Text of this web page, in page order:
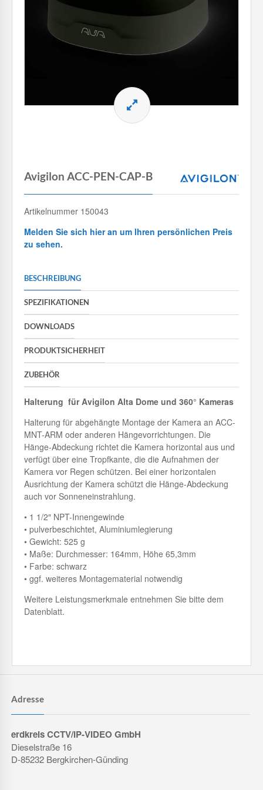
Avigilon ACC-PEN-CAP-B
Artikelnummer 150043
Melden Sie sich hier an um Ihren persönlichen Preis
zu sehen.
BESCHREIBUNG
SPEZIFIKATIONEN
DOWNLOADS
PRODUKTSICHERHEIT
ZUBEHÖR
Halterung für Avigilon Alta Dome und 360° Kameras
Halterung für abgehängte Montage der Kamera an ACC-
MNT-ARM oder anderen Hängevorrichtungen. Die
Hänge-Abdeckung richtet die Kamera horizontal aus und
verfügt über eine Tropfkante, die die Aufnahmen der
Kamera vor Regen schützen. Bei einer horizontalen
Ausrichtung der Kamera schützt die Hänge-Abdeckung
auch vor Sonneneinstrahlung.
• 1 1/2″ NPT-Innengewinde
• pulverbeschichtet, Aluminiumlegierung
• Gewicht: 525 g
• Maße: Durchmesser: 164mm, Höhe 65,3mm
• Farbe: schwarz
• ggf. weiteres Montagematerial notwendig
Weitere Leistungsmerkmale entnehmen Sie bitte dem
Datenblatt.
Adresse
erdkreis CCTV/IP-VIDEO GmbH
Dieselstraße 16
D-85232 Bergkirchen-Günding